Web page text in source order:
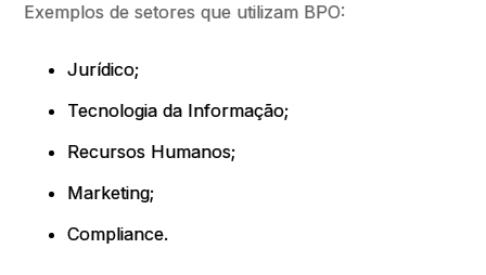
Exemplos de setores que utilizam BPO:
Jurídico;
Tecnologia da Informação;
Recursos Humanos;
Marketing;
Compliance.